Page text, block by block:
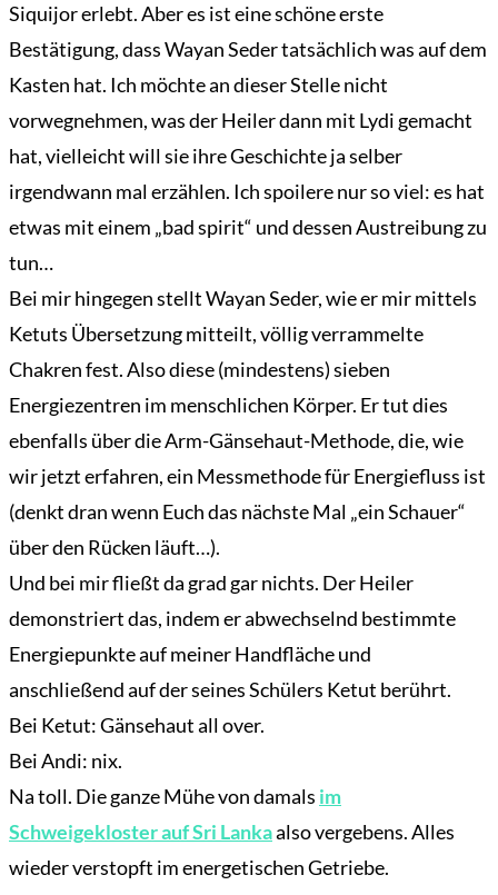
Siquijor erlebt. Aber es ist eine schöne erste
Bestätigung, dass Wayan Seder tatsächlich was auf dem
Kasten hat. Ich möchte an dieser Stelle nicht
vorwegnehmen, was der Heiler dann mit Lydi gemacht
hat, vielleicht will sie ihre Geschichte ja selber
irgendwann mal erzählen. Ich spoilere nur so viel: es hat
etwas mit einem „bad spirit“ und dessen Austreibung zu
tun…
Bei mir hingegen stellt Wayan Seder, wie er mir mittels
Ketuts Übersetzung mitteilt, völlig verrammelte
Chakren fest. Also diese (mindestens) sieben
Energiezentren im menschlichen Körper. Er tut dies
ebenfalls über die Arm-Gänsehaut-Methode, die, wie
wir jetzt erfahren, ein Messmethode für Energiefluss ist
(denkt dran wenn Euch das nächste Mal „ein Schauer“
über den Rücken läuft…).
Und bei mir fließt da grad gar nichts. Der Heiler
demonstriert das, indem er abwechselnd bestimmte
Energiepunkte auf meiner Handfläche und
anschließend auf der seines Schülers Ketut berührt.
Bei Ketut: Gänsehaut all over.
Bei Andi: nix.
Na toll. Die ganze Mühe von damals im
Schweigekloster auf Sri Lankaalso vergebens. Alles
wieder verstopft im energetischen Getriebe.